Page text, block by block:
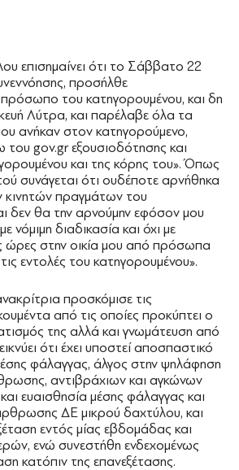
επισημαίνει ότι το Σάββατο 22
προσήλθε
πρόσωπο του κατηγορουμένου, και δη
Λύτρα, και παρέλαβε όλα τα
ανήκαν στον κατηγορούμενο,
του gov.gr εξουσιοδότησης και
και της κόρης του». Όπως
συνάγεται ότι ουδέποτε αρνήθηκα
πραγμάτων του
δεν θα την αρνούμην εφόσον μου
νόμιμη διαδικασία και όχι με
ώρες στην οικία μου από πρόσωπα
εντολές του κατηγορουμένου».
προσκόμισε τις
από τις οποίες προκύπτει ο
της αλλά και γνωμάτευση από
ότι έχει υποστεί αποσπαστικό
φάλαγγας, άλγος στην ψηλάφηση
αντιβράχιων και αγκώνων
ευαισθησία μέσης φάλαγγας και
ΔΕ μικρού δαχτύλου, και
εντός μίας εβδομάδας και
ενώ συνεστήθη ενδεχομένως
κατόπιν της επανεξέτασης.